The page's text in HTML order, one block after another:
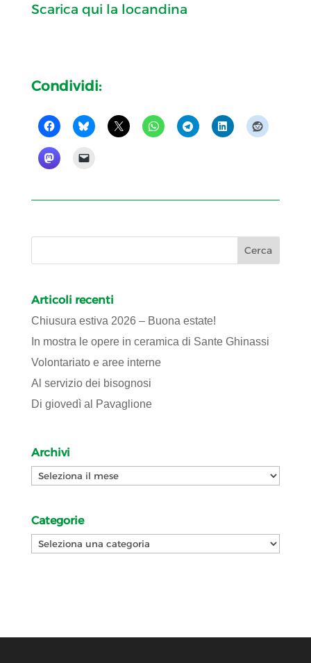
Scarica qui la locandina
Condividi:
Articoli recenti
Chiusura estiva 2026 – Buona estate!
In mostra le opere in ceramica di Sante Ghinassi
Volontariato e aree interne
Al servizio dei bisognosi
Di giovedì al Pavaglione
Archivi
Archivi
Categorie
Categorie